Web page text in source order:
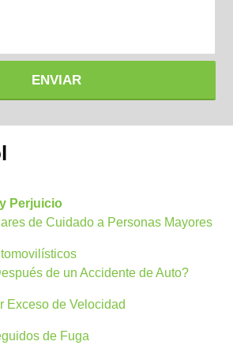
ENVIAR
Perjuicio
de Cuidado a Personas Mayores
de un Accidente de Auto?
Exceso de Velocidad
de Fuga